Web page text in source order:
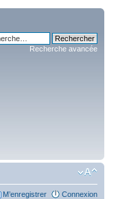
Recherche avancée
M’enregistrer Connexion